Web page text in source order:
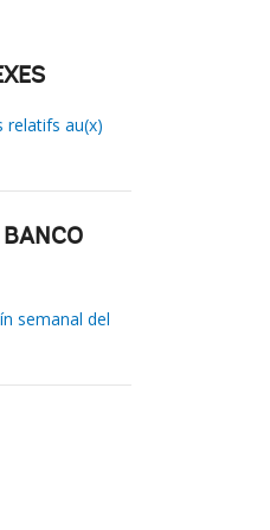
relatifs au(x)
semanal del